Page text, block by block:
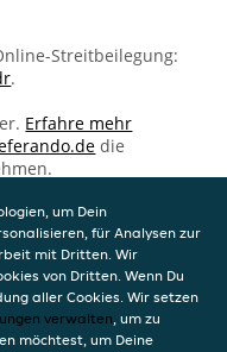
Streitbeilegung:
.
Erfahre mehr
die
um Dein
für Analysen zur
mit Dritten. Wir
von Dritten. Wenn Du
aller Cookies. Wir setzen
verwalten, um zu
möchtest, um Deine